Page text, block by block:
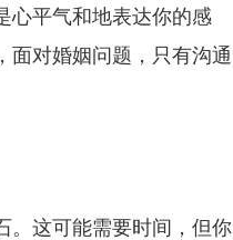
心平气和地表达你的感
面对婚姻问题，只有沟通
。这可能需要时间，但你